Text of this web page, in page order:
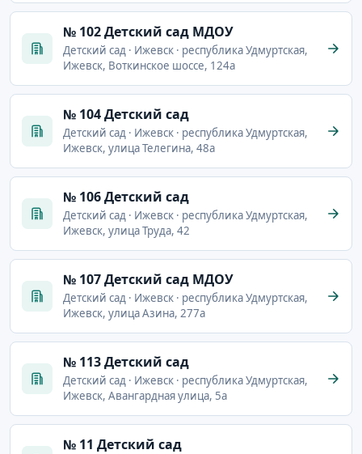
№ 102 Детский сад МДОУ
Детский сад · Ижевск · республика Удмуртская,
Ижевск, Воткинское шоссе, 124а
№ 104 Детский сад
Детский сад · Ижевск · республика Удмуртская,
Ижевск, улица Телегина, 48а
№ 106 Детский сад
Детский сад · Ижевск · республика Удмуртская,
Ижевск, улица Труда, 42
№ 107 Детский сад МДОУ
Детский сад · Ижевск · республика Удмуртская,
Ижевск, улица Азина, 277а
№ 113 Детский сад
Детский сад · Ижевск · республика Удмуртская,
Ижевск, Авангардная улица, 5а
№ 11 Детский сад